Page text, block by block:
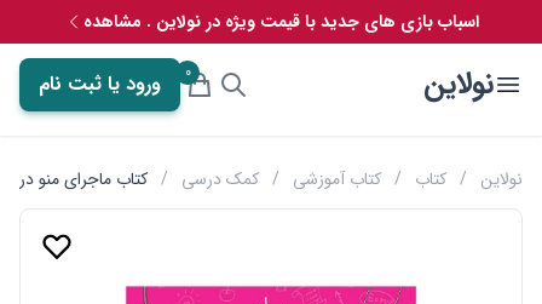
اسباب بازی های جدید با قیمت ویژه در نولاین . مشاهده
نولاین 0 ورود یا ثبت نام
نولاین / کتاب / کتاب آموزشی / کمک درسی / کتاب ماجرای منو